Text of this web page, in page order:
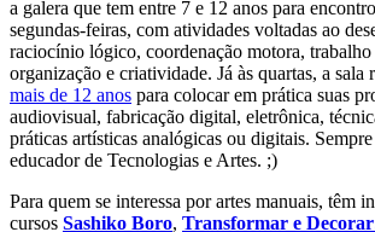
a galera que tem entre 7 e 12 anos para
segundas-feiras, com atividades voltadas ao
raciocínio lógico, coordenação motora, trabalho
organização e criatividade. Já às quartas, a sala
mais de 12 anos para colocar em prática suas
audiovisual, fabricação digital, eletrônica,
práticas artísticas analógicas ou digitais.
educador de Tecnologias e Artes. ;)
Para quem se interessa por artes manuais, têm
cursos Sashiko Boro, Transformar e